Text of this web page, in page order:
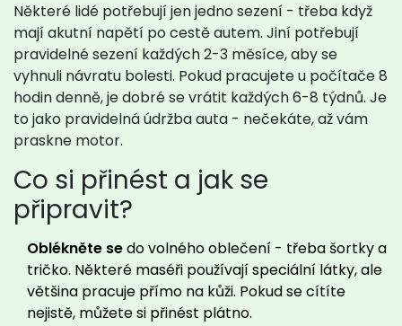
Některé lidé potřebují jen jedno sezení - třeba když
mají akutní napětí po cestě autem. Jiní potřebují
pravidelné sezení každých 2-3 měsíce, aby se
vyhnuli návratu bolesti. Pokud pracujete u počítače 8
hodin denně, je dobré se vrátit každých 6-8 týdnů. Je
to jako pravidelná údržba auta - nečekáte, až vám
praskne motor.
Co si přinést a jak se
připravit?
Oblékněte sedo volného oblečení - třeba šortky a
tričko. Některé maséři používají speciální látky, ale
většina pracuje přímo na kůži. Pokud se cítíte
nejistě, můžete si přinést plátno.